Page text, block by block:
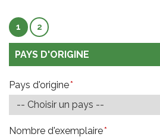
1 2
PAYS D'ORIGINE
Pays d'origine*
Nombre d'exemplaire*